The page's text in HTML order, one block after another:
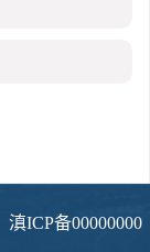
滇ICP备00000000